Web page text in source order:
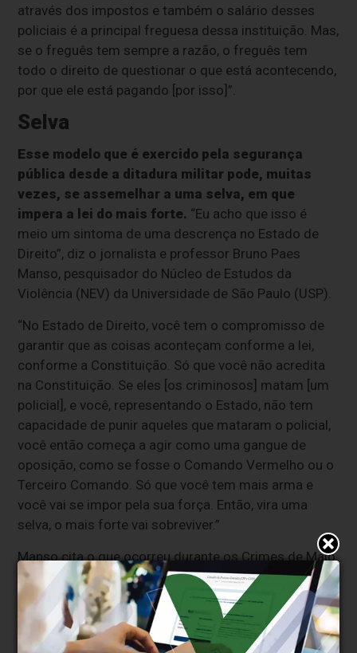
através dos impostos e também o salário desses
policiais é a principal freguesa dessa instituição. Mas,
se o freguês tem sempre a razão, o freguês tem
todo o direito de questionar o que está acontecendo,
por que ele está pagando [por isso]”.
Selva
Esse modelo que é exercido pela segurança
pública desde a ditadura militar pode, muitas
vezes, se assemelhar a uma selva, em que
impera a lei do mais forte. “Eu acho que isso é
meio um sintoma de uma descrença no Estado de
Direito”, diz o jornalista e professor Bruno Paes
Manso, pesquisador do Núcleo de Estudos da
Violência (NEV) da Universidade de São Paulo (USP).
“No Estado de Direito, você tem o compromisso de
garantir que as coisas aconteçam conforme a lei,
conforme a Constituição. Só que você não acredita
na Constituição. Se eles [os criminosos] matam [um
policial], e você, representando o Estado, não tem
capacidade de punir aqueles que mataram o policial,
você então começa a agir como uma gangue de
oposição, como se fosse o Comando Vermelho ou o
Terceiro Comando. Só que você tem mais arma e
você vai se impor pela sua força. Então, vira uma
selva, o mais forte vai sobreviver.”
Manso cita o que ocorreu durante os Crimes de Maio
como exemplo. Naquele episódio, 59 agentes do
Estado foram mortos quando os ataques do PCC
tiveram início. Depois, quando o revide entrou em
cena, 505 civis foram assassinados pelo Estado,